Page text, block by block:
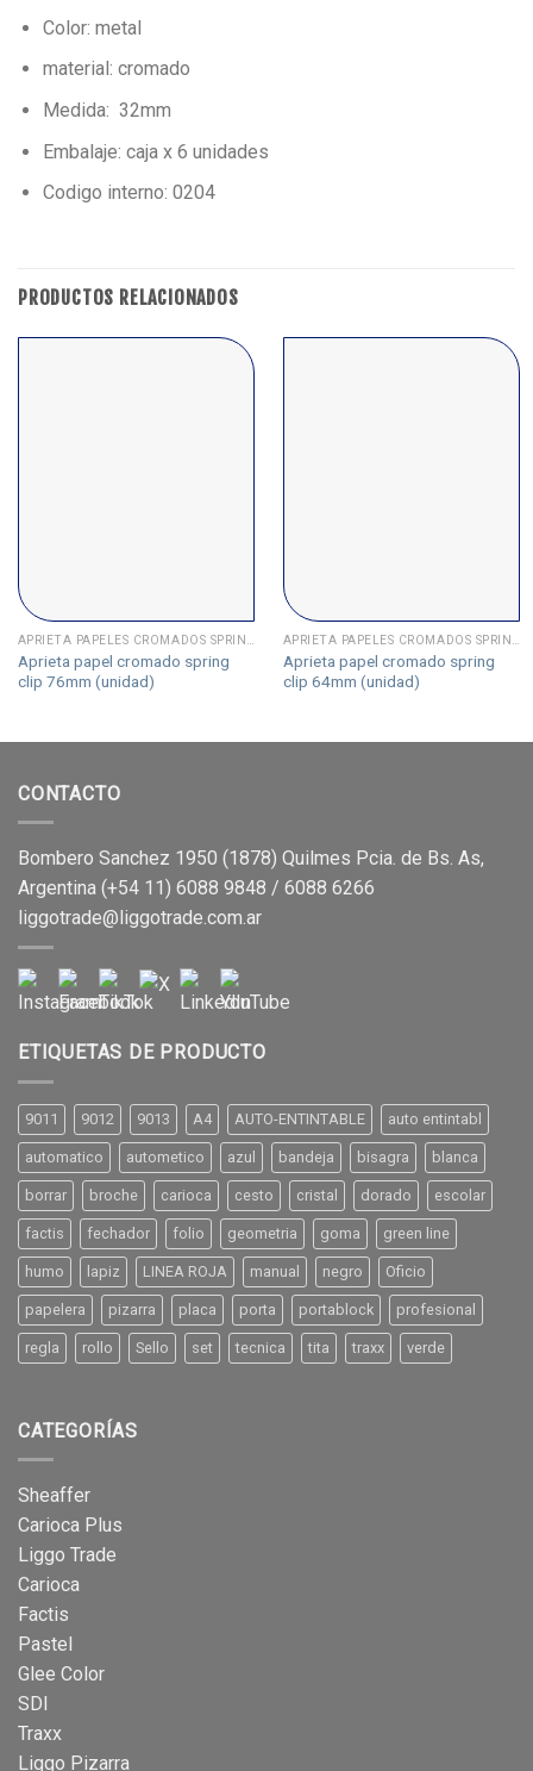
Color: metal
material: cromado
Medida: 32mm
Embalaje: caja x 6 unidades
Codigo interno: 0204
PRODUCTOS RELACIONADOS
Aprieta papel cromado spring
clip 76mm (unidad)
Aprieta papel cromado spring
clip 64mm (unidad)
CONTACTO
Bombero Sanchez 1950 (1878) Quilmes Pcia. de Bs. As,
Argentina (+54 11) 6088 9848 / 6088 6266
liggotrade@liggotrade.com.ar
ETIQUETAS DE PRODUCTO
9011 9012 9013 A4 AUTO-ENTINTABLE auto entintabl
automatico autometico azul bandeja bisagra blanca
borrar broche carioca cesto cristal dorado escolar
factis fechador folio geometria goma green line
humo lapiz LINEA ROJA manual negro Oficio
papelera pizarra placa porta portablock profesional
regla rollo Sello set tecnica tita traxx verde
CATEGORÍAS
Sheaffer
Carioca Plus
Liggo Trade
Carioca
Factis
Pastel
Glee Color
SDI
Traxx
Liggo Pizarra